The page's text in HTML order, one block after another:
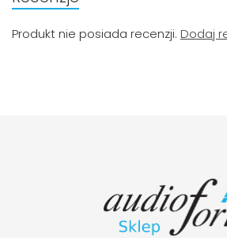
Produkt nie posiada recenzji. Dodaj